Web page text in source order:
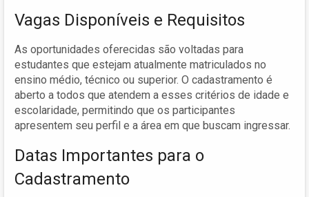
Vagas Disponíveis e Requisitos
As oportunidades oferecidas são voltadas para
estudantes que estejam atualmente matriculados no
ensino médio, técnico ou superior. O cadastramento é
aberto a todos que atendem a esses critérios de idade e
escolaridade, permitindo que os participantes
apresentem seu perfil e a área em que buscam ingressar.
Datas Importantes para o
Cadastramento